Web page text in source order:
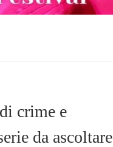
crime e
da ascoltare